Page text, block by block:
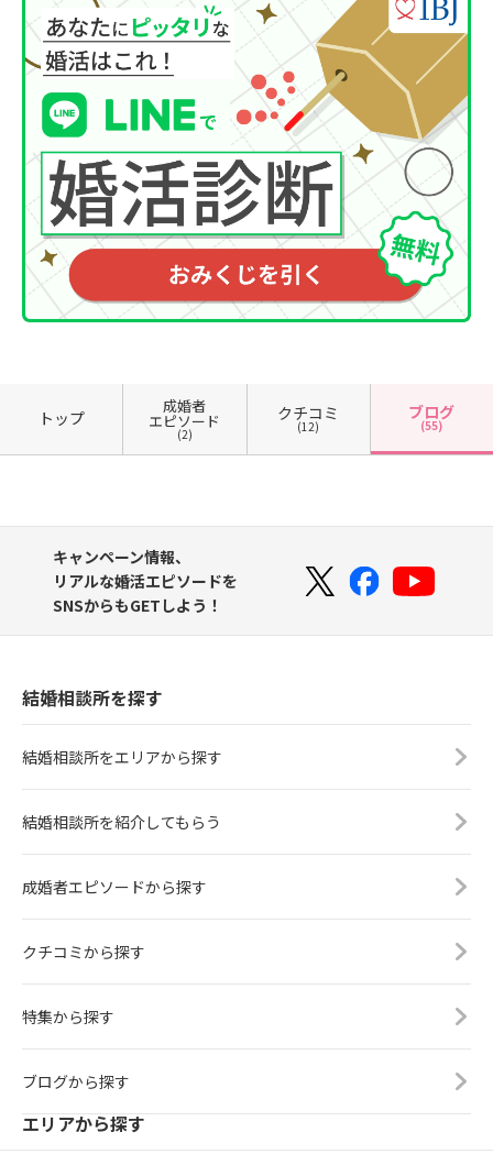
トップ
成婚者
エピソード
(2)
クチコミ
(12)
ブログ
(55)
キャンペーン情報、
リアルな婚活エピソードを
SNSからもGETしよう！
結婚相談所を探す
結婚相談所をエリアから探す
結婚相談所を紹介してもらう
成婚者エピソードから探す
クチコミから探す
特集から探す
ブログから探す
エリアから探す